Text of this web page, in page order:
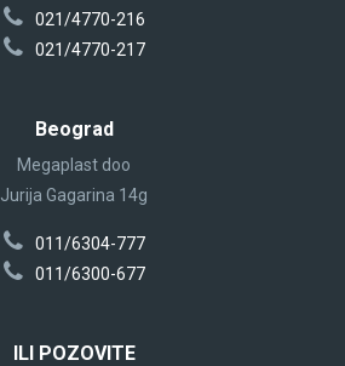
021/4770-216
021/4770-217
Beograd
Megaplast doo
Jurija Gagarina 14g
011/6304-777
011/6300-677
ILI POZOVITE